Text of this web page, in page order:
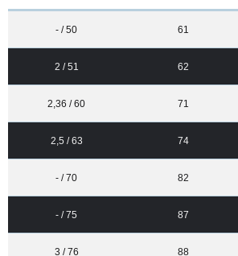
- / 50 61
2 / 51 62
2,36 / 60 71
2,5 / 63 74
- / 70 82
- / 75 87
3 / 76 88